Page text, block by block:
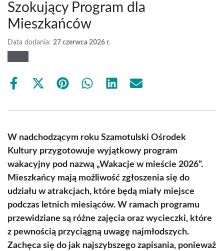
Szokujący Program dla
Mieszkańców
Data dodania: 27 czerwca 2026 r.
Share
Share
(Twitter)
Share Share Share Share
W nadchodzącym roku Szamotulski Ośrodek
Kultury przygotowuje wyjątkowy program
wakacyjny pod nazwą „Wakacje w mieście 2026”.
Mieszkańcy mają możliwość zgłoszenia się do
udziału w atrakcjach, które będą miały miejsce
podczas letnich miesiąców. W ramach programu
przewidziane są różne zajęcia oraz wycieczki, które
z pewnością przyciągną uwagę najmłodszych.
Zachęca się do jak najszybszego zapisania, ponieważ